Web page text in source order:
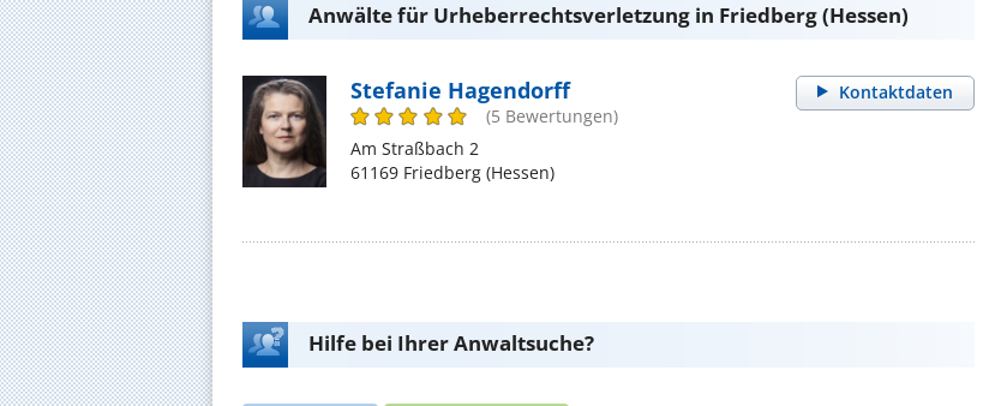
Anwälte für Urheberrechtsverletzung in Friedberg (Hessen)
Kontaktdaten
Stefanie Hagendorff
(5 Bewertungen)
Am Straßbach 2
61169 Friedberg (Hessen)
Hilfe bei Ihrer Anwaltsuche?